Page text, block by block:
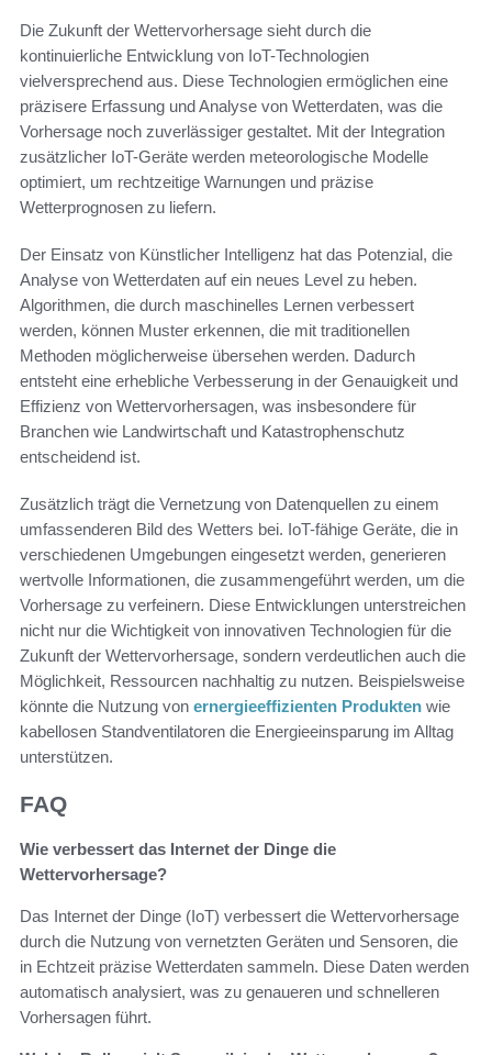
Die Zukunft der Wettervorhersage sieht durch die
kontinuierliche Entwicklung von IoT-Technologien
vielversprechend aus. Diese Technologien ermöglichen eine
präzisere Erfassung und Analyse von Wetterdaten, was die
Vorhersage noch zuverlässiger gestaltet. Mit der Integration
zusätzlicher IoT-Geräte werden meteorologische Modelle
optimiert, um rechtzeitige Warnungen und präzise
Wetterprognosen zu liefern.
Der Einsatz von Künstlicher Intelligenz hat das Potenzial, die
Analyse von Wetterdaten auf ein neues Level zu heben.
Algorithmen, die durch maschinelles Lernen verbessert
werden, können Muster erkennen, die mit traditionellen
Methoden möglicherweise übersehen werden. Dadurch
entsteht eine erhebliche Verbesserung in der Genauigkeit und
Effizienz von Wettervorhersagen, was insbesondere für
Branchen wie Landwirtschaft und Katastrophenschutz
entscheidend ist.
Zusätzlich trägt die Vernetzung von Datenquellen zu einem
umfassenderen Bild des Wetters bei. IoT-fähige Geräte, die in
verschiedenen Umgebungen eingesetzt werden, generieren
wertvolle Informationen, die zusammengeführt werden, um die
Vorhersage zu verfeinern. Diese Entwicklungen unterstreichen
nicht nur die Wichtigkeit von innovativen Technologien für die
Zukunft der Wettervorhersage, sondern verdeutlichen auch die
Möglichkeit, Ressourcen nachhaltig zu nutzen. Beispielsweise
könnte die Nutzung von ernergieeffizienten Produkten wie
kabellosen Standventilatoren die Energieeinsparung im Alltag
unterstützen.
FAQ
Wie verbessert das Internet der Dinge die
Wettervorhersage?
Das Internet der Dinge (IoT) verbessert die Wettervorhersage
durch die Nutzung von vernetzten Geräten und Sensoren, die
in Echtzeit präzise Wetterdaten sammeln. Diese Daten werden
automatisch analysiert, was zu genaueren und schnelleren
Vorhersagen führt.